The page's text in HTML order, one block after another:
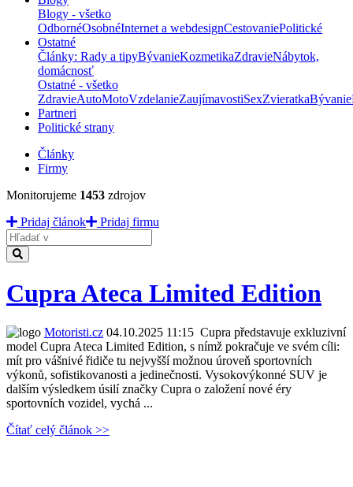
Blogy - všetko
OdbornéOsobnéInternet a webdesignCestovaniePolitické
Ostatné
Články: Rady a tipyBývanieKozmetikaZdravieNábytok,
domácnosť
Ostatné - všetko
ZdravieAutoMotoVzdelanieZaujímavostiSexZvieratkaBývanie
Partneri
Politické strany
Články
Firmy
Monitorujeme 1453 zdrojov
Pridaj článok
Pridaj firmu
Hladať
Cupra Ateca Limited Edition
Motoristi.cz 04.10.2025 11:15 Cupra představuje exkluzivní
model Cupra Ateca Limited Edition, s nímž pokračuje ve svém cíli:
mít pro vášnivé řidiče tu nejvyšší možnou úroveň sportovních
výkonů, sofistikovanosti a jedinečnosti. Vysokovýkonné SUV je
dalším výsledkem úsilí značky Cupra o založení nové éry
sportovních vozidel, vychá ...
Čítať celý článok >>